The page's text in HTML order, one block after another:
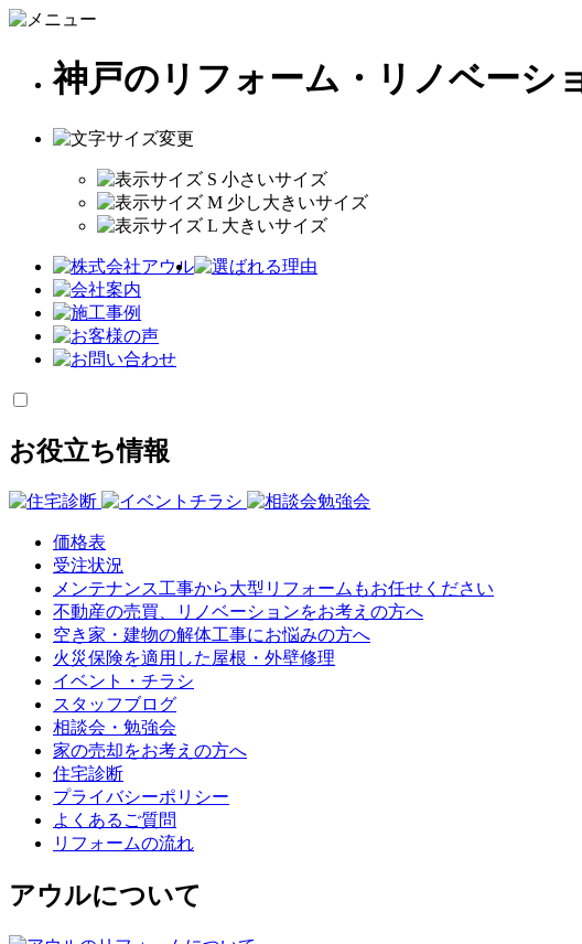
神戸のリフォーム・リノベーシ
お役立ち情報
価格表
受注状況
メンテナンス工事から大型リフォームもお任せください
不動産の売買、リノベーションをお考えの方へ
空き家・建物の解体工事にお悩みの方へ
火災保険を適用した屋根・外壁修理
イベント・チラシ
スタッフブログ
相談会・勉強会
家の売却をお考えの方へ
住宅診断
プライバシーポリシー
よくあるご質問
リフォームの流れ
アウルについて